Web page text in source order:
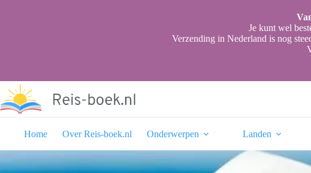
Je kunt wel
Verzending in Nederland is nog
Home
Over Reis-boek.nl Onderwerpen Landen